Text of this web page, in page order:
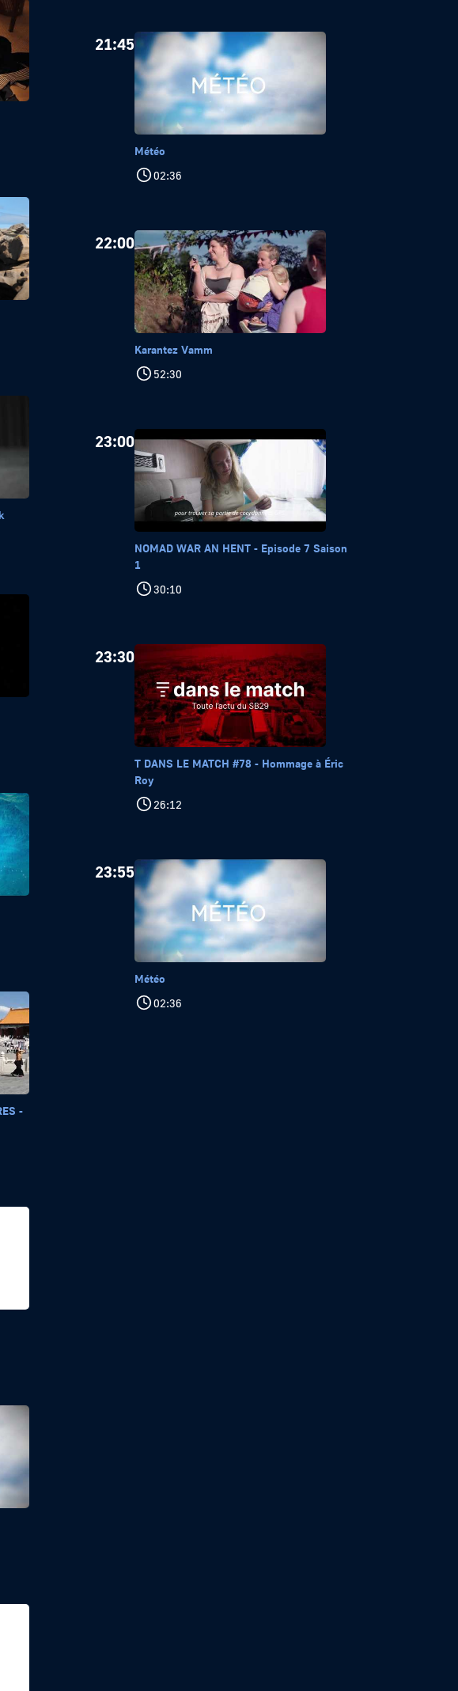
-
21:45
Météo
02:36
22:00
Karantez Vamm
52:30
23:00
NOMAD WAR AN HENT - Episode 7 Saison
1
30:10
23:30
T DANS LE MATCH #78 - Hommage à Éric
Roy
26:12
23:55
Météo
02:36